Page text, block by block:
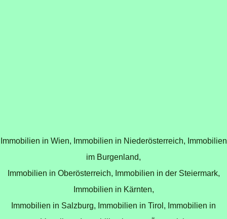
Immobilien in Wien, Immobilien in Niederösterreich, Immobilien
im Burgenland,
Immobilien in Oberösterreich, Immobilien in der Steiermark,
Immobilien in Kärnten,
Immobilien in Salzburg, Immobilien in Tirol, Immobilien in